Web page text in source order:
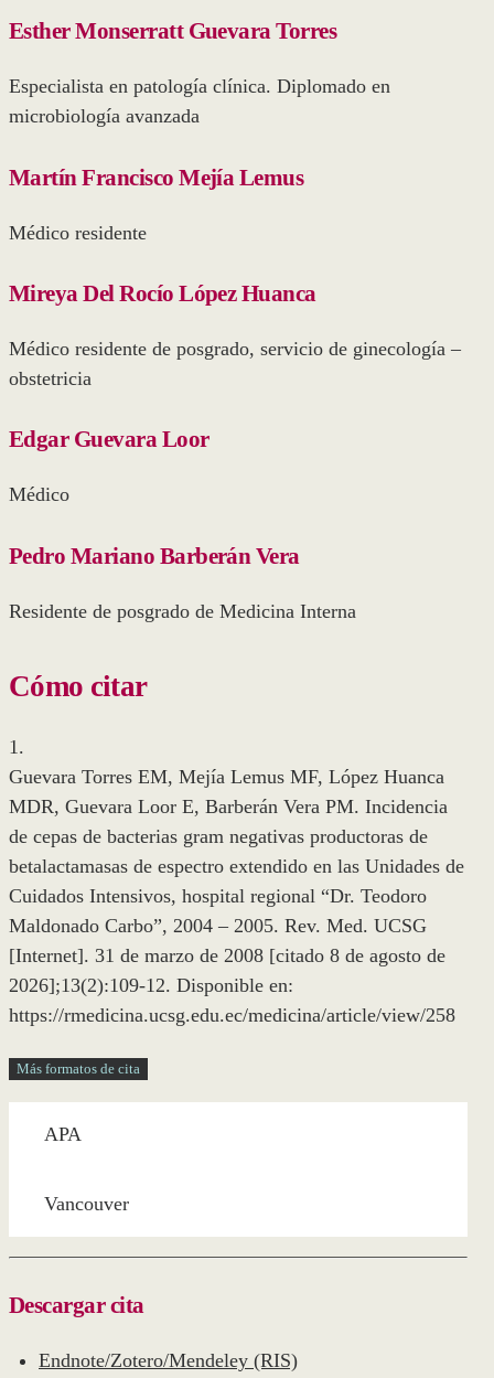
Esther Monserratt Guevara Torres
Especialista en patología clínica. Diplomado en
microbiología avanzada
Martín Francisco Mejía Lemus
Médico residente
Mireya Del Rocío López Huanca
Médico residente de posgrado, servicio de ginecología –
obstetricia
Edgar Guevara Loor
Médico
Pedro Mariano Barberán Vera
Residente de posgrado de Medicina Interna
Cómo citar
1.
Guevara Torres EM, Mejía Lemus MF, López Huanca
MDR, Guevara Loor E, Barberán Vera PM. Incidencia
de cepas de bacterias gram negativas productoras de
betalactamasas de espectro extendido en las Unidades de
Cuidados Intensivos, hospital regional “Dr. Teodoro
Maldonado Carbo”, 2004 – 2005. Rev. Med. UCSG
[Internet]. 31 de marzo de 2008 [citado 8 de agosto de
2026];13(2):109-12. Disponible en:
https://rmedicina.ucsg.edu.ec/medicina/article/view/258
Más formatos de cita
APA
Vancouver
Descargar cita
Endnote/Zotero/Mendeley (RIS)